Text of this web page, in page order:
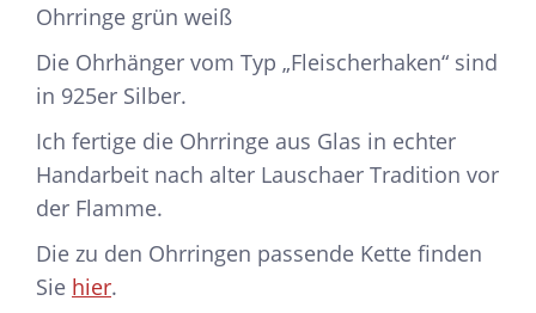
Ohrringe grün weiß
Die Ohrhänger vom Typ „Fleischerhaken“ sind
in 925er Silber.
Ich fertige die Ohrringe aus Glas in echter
Handarbeit nach alter Lauschaer Tradition vor
der Flamme.
Die zu den Ohrringen passende Kette finden
Sie hier.